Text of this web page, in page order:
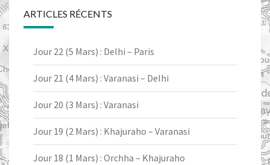
ARTICLES RÉCENTS
Jour 22 (5 Mars) : Delhi – Paris
Jour 21 (4 Mars) : Varanasi – Delhi
Jour 20 (3 Mars) : Varanasi
Jour 19 (2 Mars) : Khajuraho – Varanasi
Jour 18 (1 Mars) : Orchha – Khajuraho